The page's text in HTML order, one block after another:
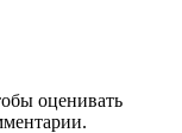
оценивать